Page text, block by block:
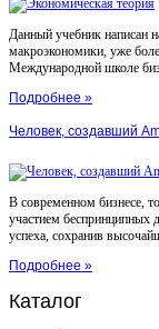
Данный учебник написан
макроэкономики, уже
Международной школе
Подробнее »
Человек, создавший
В современном бизнесе,
участием беспринципных
успеха, сохранив
Подробнее »
Каталог